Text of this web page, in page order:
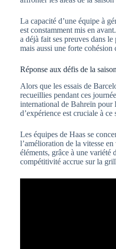
La capacité d’une équipe à
est constamment mis en
a déjà fait ses preuves dans
mais aussi une forte cohésion
Réponse aux défis de la
Alors que les essais de
recueillies pendant ces
international de Bahreïn pour
d’expérience est cruciale à ce
Les équipes de Haas se
l’amélioration de la vitesse
éléments, grâce à une
compétitivité accrue sur la